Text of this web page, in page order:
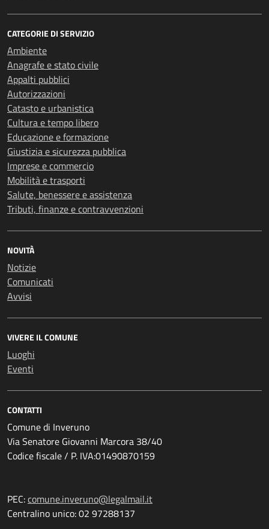
CATEGORIE DI SERVIZIO
Ambiente
Anagrafe e stato civile
Appalti pubblici
Autorizzazioni
Catasto e urbanistica
Cultura e tempo libero
Educazione e formazione
Giustizia e sicurezza pubblica
Imprese e commercio
Mobilità e trasporti
Salute, benessere e assistenza
Tributi, finanze e contravvenzioni
NOVITÀ
Notizie
Comunicati
Avvisi
VIVERE IL COMUNE
Luoghi
Eventi
CONTATTI
Comune di Inveruno
Via Senatore Giovanni Marcora 38/40
Codice fiscale / P. IVA:01490870159
PEC:comune.inveruno@legalmail.it
Centralino unico: 02 97288137